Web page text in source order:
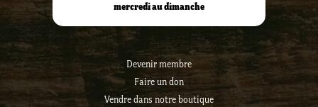
mercredi au dimanche
Devenir membre
Faire un don
Vendre dans notre boutique